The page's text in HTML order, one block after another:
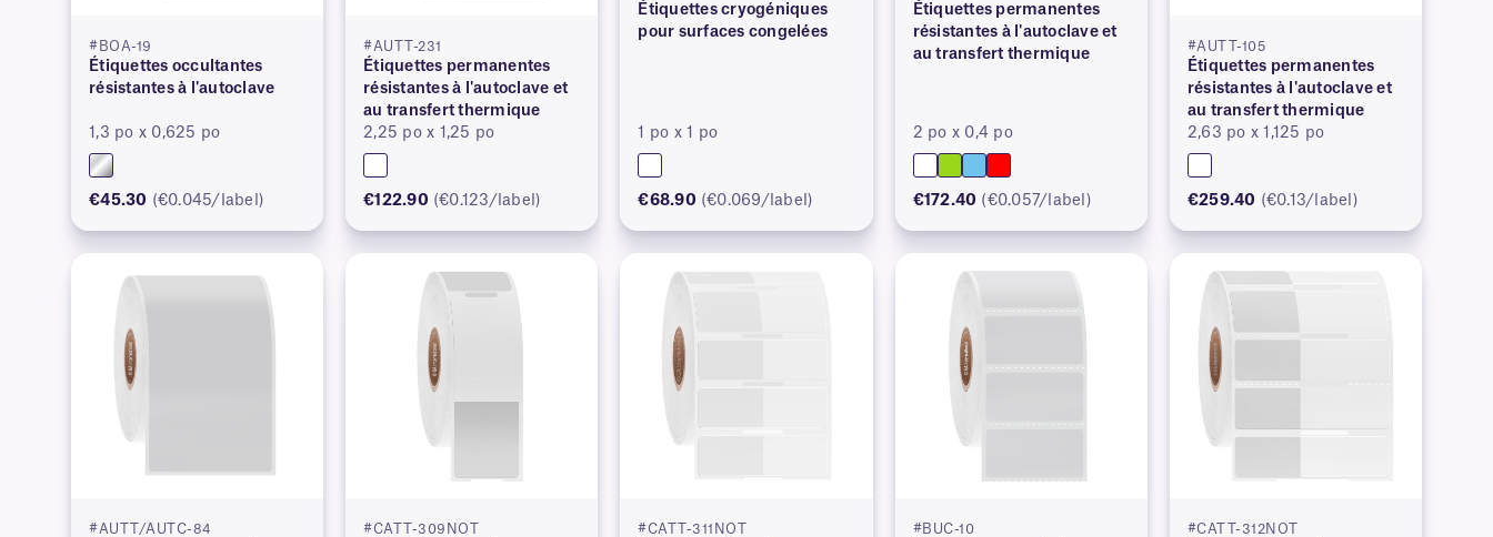
#BOA-19
Étiquettes occultantes
résistantes à l'autoclave
1,3 po x 0,625 po
€45.30 (€0.045/label)
#AUTT-231
Étiquettes permanentes
résistantes à l'autoclave et
au transfert thermique
2,25 po x 1,25 po
€122.90 (€0.123/label)
Étiquettes cryogéniques
pour surfaces congelées
1 po x 1 po
€68.90 (€0.069/label)
Étiquettes permanentes
résistantes à l'autoclave et
au transfert thermique
2 po x 0,4 po
€172.40 (€0.057/label)
#AUTT-105
Étiquettes permanentes
résistantes à l'autoclave et
au transfert thermique
2,63 po x 1,125 po
€259.40 (€0.13/label)
#AUTT/AUTC-84 #CATT-309NOT #CATT-311NOT #BUC-10 #CATT-312NOT